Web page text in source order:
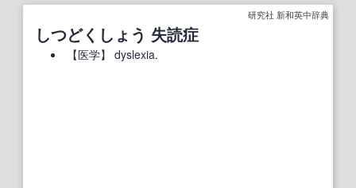
研究社 新和英中辞典
しつどくしょう 失読症
【医学】 dyslexia.